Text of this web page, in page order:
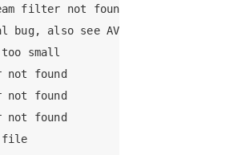
filter not found
see AVERROR_BUG2
too small
not found
not found
not found
file